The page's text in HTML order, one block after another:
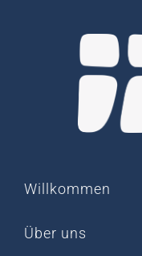
Willkommen
Über uns